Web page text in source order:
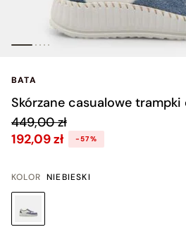
BATA
Skórzane casualowe trampki
449,00 zł
192,09 zł
-57%
KOLOR NIEBIESKI